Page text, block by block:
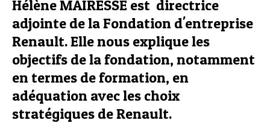
Hélène MAIRESSE est directrice
adjointe de la Fondation d'entreprise
Renault. Elle nous explique les
objectifs de la fondation, notamment
en termes de formation, en
adéquation avec les choix
stratégiques de Renault.